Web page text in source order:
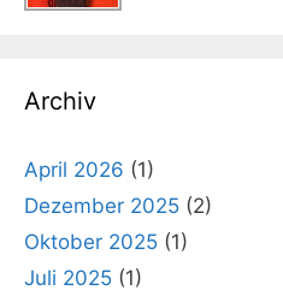
Archiv
April 2026 (1)
Dezember 2025 (2)
Oktober 2025 (1)
Juli 2025 (1)